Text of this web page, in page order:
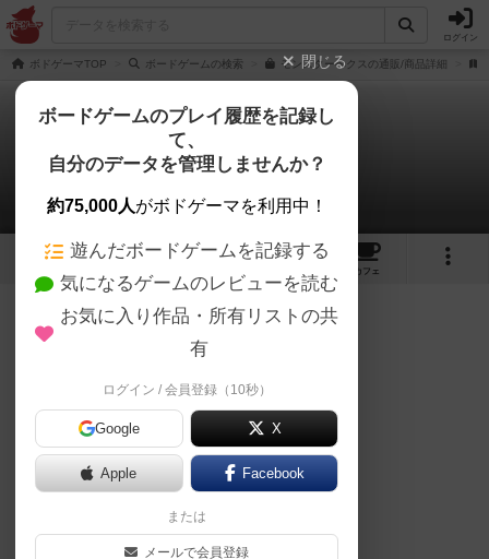
ログイン
ボドゲーマTOP ボードゲームの検索 モンスターヘクスの通販/商品詳細
モンスターヘクス
くつろぎさんのレビュー
7 4 8
カフェ
197名 1名 0 10ヶ月前
☆推奨最低人数：2人
☆インスト難易度：3/10
☆リプレイ性：7/10
☆やり込み必須度：2/10
閉じる
ボードゲームのプレイ履歴を記録し
て、
自分のデータを管理しませんか？
約75,000人がボドゲーマを利用中！
遊んだボードゲームを記録する
気になるゲームのレビューを読む
お気に入り作品・所有リストの共
有
ログイン / 会員登録（10秒）
Google X
Apple Facebook
または
メールで会員登録